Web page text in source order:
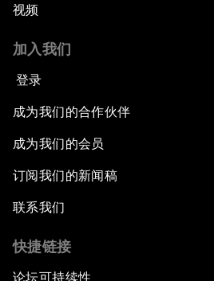
视频
加入我们
登录
成为我们的合作伙伴
成为我们的会员
订阅我们的新闻稿
联系我们
快捷链接
论坛可持续性